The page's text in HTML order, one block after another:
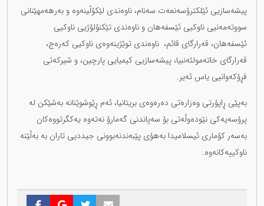
پیشەسازیی ئێلکترۆسەنعەت سەنام، ناوەندی لێکۆڵینەوە و بەرهەمهێنانی
سووتەمەنیی ناوکیی ئێسفەهان و ناوەندی تێکنۆلۆژیی ناوکیی
ئێسفەهان، قەرارگای قائم، ناوەندی توێژینەوەی ناوکیی کەرەج،
قەرارگای خاتەمولئەنبیا، پیشەسازیی کیمیایی پارچین، و شیرکەتی
فڕۆکەوانیی یاس ئەیر.
بەپێی ڕاپۆرتی وەزارەتی دەرەوەی بریتانیا، ئەم ڕێوشوێنانە بەشێکن لە
پرۆسەیەکی نێودەوڵەتی بۆ سەپاندنی گەمارۆ نەتەوە یەکگرتووەکان
بەسەر کۆماری ئیسلامیدا بەهۆی پێبەندنەبوونی جیددیی تاران بە بەڵێنە
ناوکییەکانەوە.